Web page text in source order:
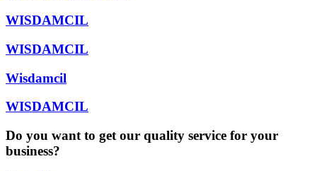
WISDAMCIL
WISDAMCIL
Wisdamcil
WISDAMCIL
Do you want to get our quality service for your
business?